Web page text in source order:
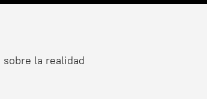
la realidad